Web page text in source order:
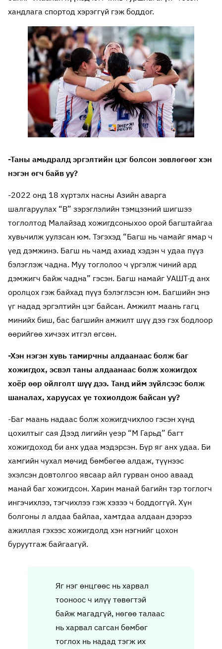
хандлага спортод хэрэггүй гэж боддог.
-Таны амьдралд эргэлтийн цэг болсон зөвлөгөөг хэн
нэгэн өгч байв уу?
-2022 онд 18 хүртэлх насны Азийн аварга
шалгаруулах “В” зэрэглэлийн тэмцээний шигшээ
тоглолтод Малайзад хожигдсоныхоо орой багштайгаа
хувьчилж уулзсан юм. Тэгэхэд “Багш нь чамайг ямар ч
үед дэмжинэ. Багш нь чамд ахиад хэдэн ч удаа пүүз
бэлэглэж чадна. Муу тоглолоо ч үргэлж чиний ард
дэмжигч байж чадна” гэсэн. Багш намайг УАШТ-д анх
оролцох гэж байхад пүүз бэлэглэсэн юм. Багшийн энэ
үг надад эргэлтийн цэг байсан. Амжилт маань гагц
минийх биш, бас багшийн амжилт шүү дээ гэх бодлоор
өөрийгөө хичээх итгэл өгсөн.
-Хэн нэгэн хувь тамирчны алдаанаас болж баг
хожигдох, эсвэл таны алдаанаас болж хожигдох
хоёр өөр ойлголт шүү дээ. Танд ийм зүйлсээс болж
шаналах, харуусах үе тохиолдож байсан уу?
-Баг маань надаас болж хожигдчихлоо гэсэн хүнд
цохилтыг сая Дээд лигийн үеэр “М Гарьд” багт
хожигдоход би анх удаа мэдэрсэн. Бүр яг анх удаа. Би
хамгийн чухал мөчид бөмбөгөө алдаж, түүнээс
эхэлсэн довтолгоо явсаар айл гурван оноо аваад
манай баг хожигдсон. Харин манай багийн тэр тоглогч
ингэчихлээ, тэгчихлээ гэж хэзээ ч боддоггүй. Хүн
болгоны л алдаа байлаа, хамтдаа алдаан дээрээ
ажиллая гэхээс хожигдолд хэн нэгнийг цохон
буруутгаж байгаагүй.
Яг нэг өнцгөөс нь харвал
тооноос ч илүү төвөгтэй
байж магадгүй, нөгөө талаас
нь харвал сагсан бөмбөг
тоглох нь надад тэгж их